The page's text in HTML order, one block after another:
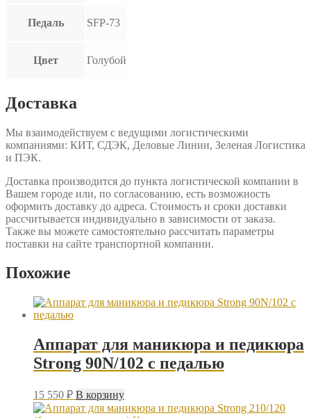
Педаль SFP-73
Цвет Голубой
Доставка
Мы взаимодействуем с ведущими логистическими
компаниями: КИТ, СДЭК, Деловые Линии, Зеленая Логистика
и ПЭК.
Доставка производится до пункта логистической компании в
Вашем городе или, по согласованию, есть возможность
оформить доставку до адреса. Стоимость и сроки доставки
рассчитывается индивидуально в зависимости от заказа.
Также вы можете самостоятельно рассчитать параметры
поставки на сайте транспортной компании.
Похожие
Аппарат для маникюра и педикюра
Strong 90N/102 с педалью
15 550 ₽ В корзину